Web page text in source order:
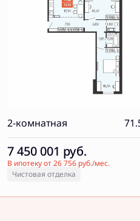
2-комнатная
7 450 001 руб.
В ипотеку от 26 756 руб./мес.
Чистовая отделка